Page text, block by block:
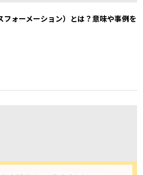
フォーメーション）とは？意味や事例を